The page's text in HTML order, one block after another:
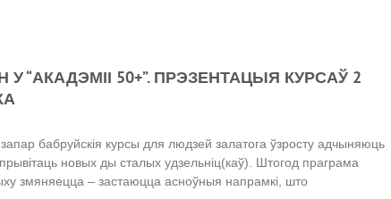
“АКАДЭМІІ 50+”. ПРЭЗЕНТАЦЫЯ КУРСАЎ 2
бабруйскія курсы для людзей залатога ўзросту адчыняюць
новых ды сталых удзельніц(каў). Штогод праграма
змяняецца – застаюцца асноўныя напрамкі, што